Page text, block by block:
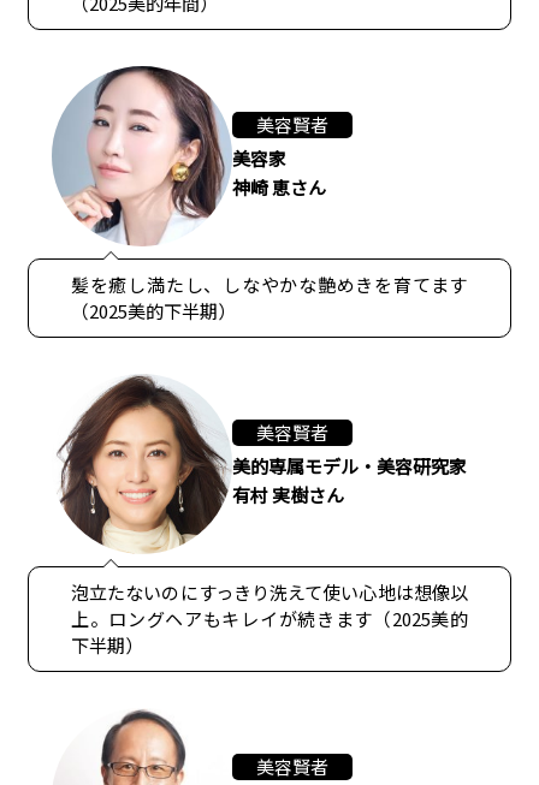
美容賢者
美容家
神崎 恵さん
髪を癒し満たし、しなやかな艶めきを育てます
（2025美的下半期）
美容賢者
美的専属モデル・美容研究家
有村 実樹さん
泡立たないのにすっきり洗えて使い心地は想像以
上。ロングヘアもキレイが続きます（2025美的
下半期）
美容賢者